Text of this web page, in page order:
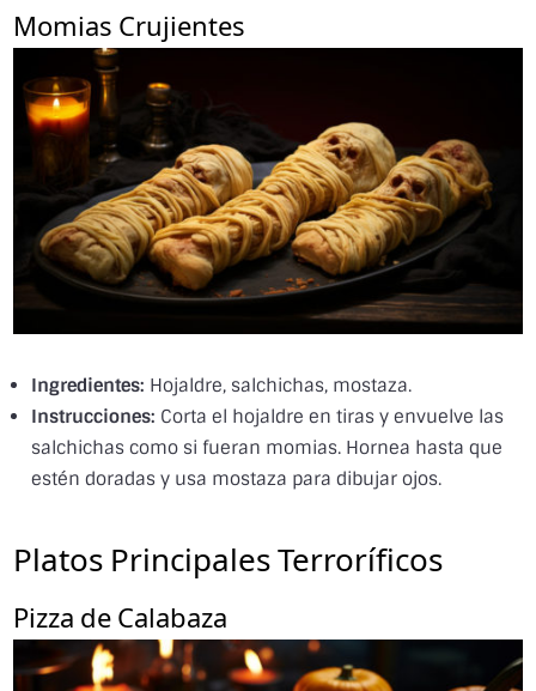
Momias Crujientes
Ingredientes: Hojaldre, salchichas, mostaza.
Instrucciones: Corta el hojaldre en tiras y envuelve las
salchichas como si fueran momias. Hornea hasta que
estén doradas y usa mostaza para dibujar ojos.
Platos Principales Terroríficos
Pizza de Calabaza